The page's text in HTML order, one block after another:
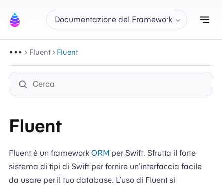
Documentazione del Framework
Fluent Fluent
Fluent
Fluent è un framework ORM per Swift. Sfrutta il forte
sistema di tipi di Swift per fornire un’interfaccia facile
da usare per il tuo database. L’uso di Fluent si